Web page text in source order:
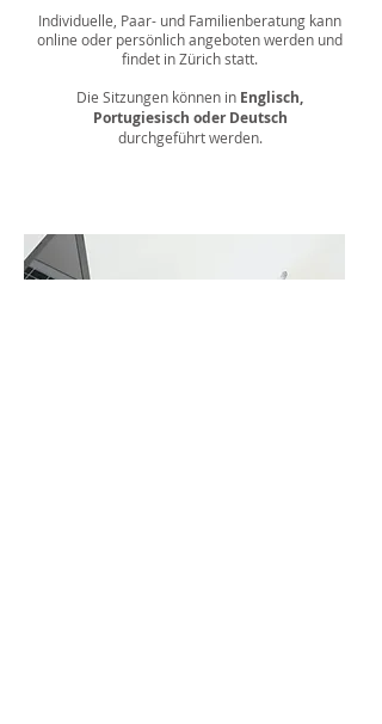
Individuelle, Paar- und Familienberatung kann
online oder persönlich angeboten werden und
findet in Zürich statt.
Die Sitzungen können in Englisch,
Portugiesisch oder Deutsch
durchgeführt werden.